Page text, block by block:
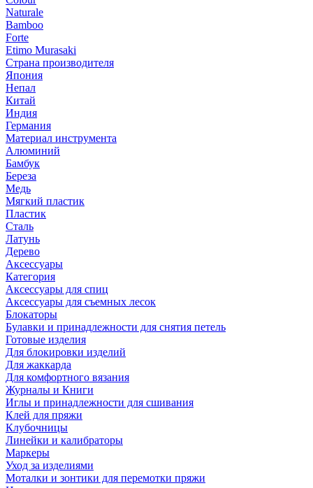
Naturale
Bamboo
Forte
Etimo Murasaki
Страна производителя
Япония
Непал
Китай
Индия
Германия
Материал инструмента
Алюминий
Бамбук
Береза
Медь
Мягкий пластик
Пластик
Сталь
Латунь
Дерево
Аксессуары
Категория
Аксессуары для спиц
Аксессуары для съемных лесок
Блокаторы
Булавки и принадлежности для снятия петель
Готовые изделия
Для блокировки изделий
Для жаккарда
Для комфортного вязания
Журналы и Книги
Иглы и принадлежности для сшивания
Клей для пряжи
Клубочницы
Линейки и калибраторы
Маркеры
Уход за изделиями
Моталки и зонтики для перемотки пряжи